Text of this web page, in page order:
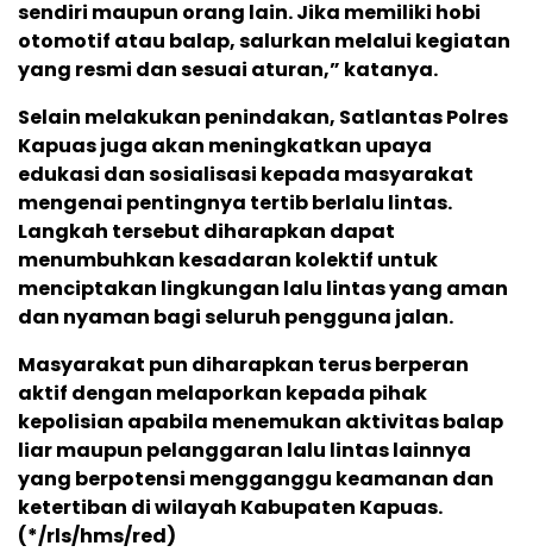
sendiri maupun orang lain. Jika memiliki hobi
otomotif atau balap, salurkan melalui kegiatan
yang resmi dan sesuai aturan,” katanya.
Selain melakukan penindakan, Satlantas Polres
Kapuas juga akan meningkatkan upaya
edukasi dan sosialisasi kepada masyarakat
mengenai pentingnya tertib berlalu lintas.
Langkah tersebut diharapkan dapat
menumbuhkan kesadaran kolektif untuk
menciptakan lingkungan lalu lintas yang aman
dan nyaman bagi seluruh pengguna jalan.
Masyarakat pun diharapkan terus berperan
aktif dengan melaporkan kepada pihak
kepolisian apabila menemukan aktivitas balap
liar maupun pelanggaran lalu lintas lainnya
yang berpotensi mengganggu keamanan dan
ketertiban di wilayah Kabupaten Kapuas.
(*/rls/hms/red)